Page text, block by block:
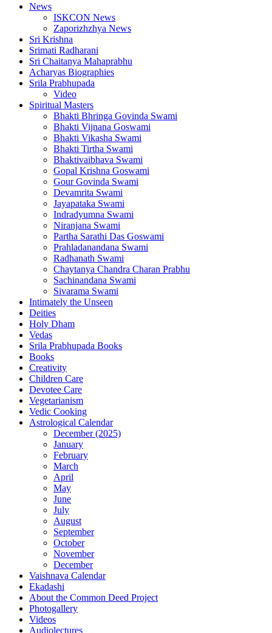
News
ISKCON News
Zaporizhzhya News
Sri Krishna
Srimati Radharani
Sri Chaitanya Mahaprabhu
Acharyas Biographies
Srila Prabhupada
Video
Spiritual Masters
Bhakti Bhringa Govinda Swami
Bhakti Vijnana Goswami
Bhakti Vikasha Swami
Bhakti Tirtha Swami
Bhaktivaibhava Swami
Gopal Krishna Goswami
Gour Govinda Swami
Devamrita Swami
Jayapataka Swami
Indradyumna Swami
Niranjana Swami
Partha Sarathi Das Goswami
Prahladanandana Swami
Radhanath Swami
Chaytanya Chandra Charan Prabhu
Sachinandana Swami
Sivarama Swami
Intimately the Unseen
Deities
Holy Dham
Vedas
Srila Prabhupada Books
Books
Creativity
Children Care
Devotee Care
Vegetarianism
Vedic Cooking
Astrological Calendar
December (2025)
January
February
March
April
May
June
July
August
September
October
November
December
Vaishnava Calendar
Ekadashi
About the Common Deed Project
Photogallery
Videos
Audiolectures